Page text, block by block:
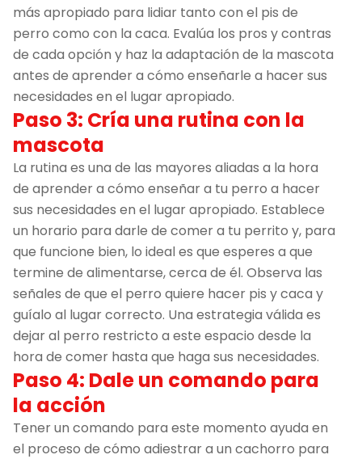
más apropiado para lidiar tanto con el pis de
perro como con la caca. Evalúa los pros y contras
de cada opción y haz la adaptación de la mascota
antes de aprender a cómo enseñarle a hacer sus
necesidades en el lugar apropiado.
Paso 3: Cría una rutina con la
mascota
La rutina es una de las mayores aliadas a la hora
de aprender a cómo enseñar a tu perro a hacer
sus necesidades en el lugar apropiado. Establece
un horario para darle de comer a tu perrito y, para
que funcione bien, lo ideal es que esperes a que
termine de alimentarse, cerca de él. Observa las
señales de que el perro quiere hacer pis y caca y
guíalo al lugar correcto. Una estrategia válida es
dejar al perro restricto a este espacio desde la
hora de comer hasta que haga sus necesidades.
Paso 4: Dale un comando para
la acción
Tener un comando para este momento ayuda en
el proceso de cómo adiestrar a un cachorro para